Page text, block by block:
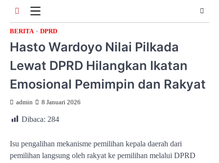
contentBERITA DPRD
Hasto Wardoyo Nilai Pilkada
Lewat DPRD Hilangkan Ikatan
Emosional Pemimpin dan Rakyat
admin 8 Januari 2026
Dibaca: 284
Isu pengalihan mekanisme pemilihan kepala daerah dari
pemilihan langsung oleh rakyat ke pemilihan melalui DPRD